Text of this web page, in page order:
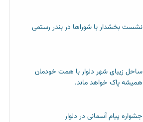
نشست بخشدار با شوراها در بندر رستمی
ساحل زیبای شهر دلوار با همت خودمان
همیشه پاک خواهد ماند.
جشواره پیام آسمانی در دلوار